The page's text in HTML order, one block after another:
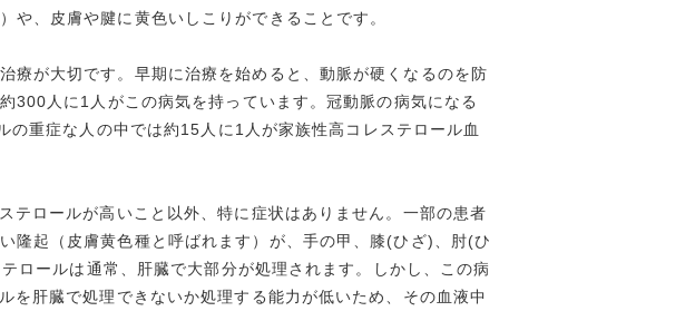
や、皮膚や腱に黄色いしこりができることです。
療が大切です。早期に治療を始めると、動脈が硬くなるのを防
300人に1人がこの病気を持っています。冠動脈の病気になる
重症な人の中では約15人に1人が家族性高コレステロール血
テロールが高いこと以外、特に症状はありません。一部の患者
隆起（皮膚黄色種と呼ばれます）が、手の甲、膝(ひざ)、肘(ひ
ロールは通常、肝臓で大部分が処理されます。しかし、この病
を肝臓で処理できないか処理する能力が低いため、その血液中